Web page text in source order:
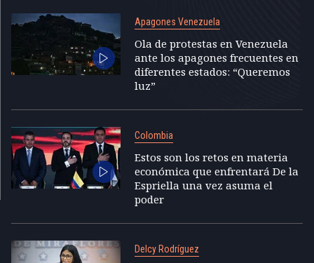
Apagones Venezuela
Ola de protestas en Venezuela
ante los apagones frecuentes en
diferentes estados: “Queremos
luz”
Colombia
Estos son los retos en materia
económica que enfrentará De la
Espriella una vez asuma el
poder
Delcy Rodríguez